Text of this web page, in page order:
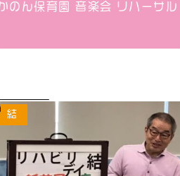
のん保育園 音楽会 リハーサル
結